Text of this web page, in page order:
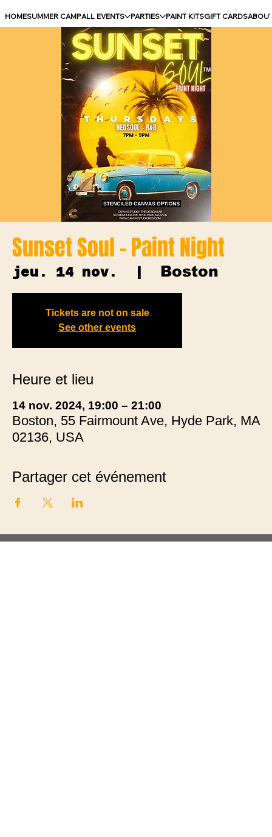
HOMESUMMER CAMPALL EVENTS PARTIES PAINT KITSGIFT CARDS
Sunset Soul - Paint Night
jeu. 14 nov.
  |
Boston
Tickets are not on sale
See other events
Heure et lieu
14 nov. 2024, 19:00 – 21:00
Boston, 55 Fairmount Ave, Hyde Park, MA
02136, USA
Partager cet événement